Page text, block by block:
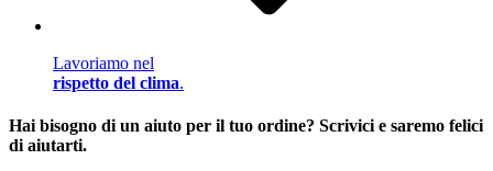
Lavoriamo nel
rispetto del clima.
Hai bisogno di un aiuto per il tuo ordine? Scrivici e saremo felici
di aiutarti.